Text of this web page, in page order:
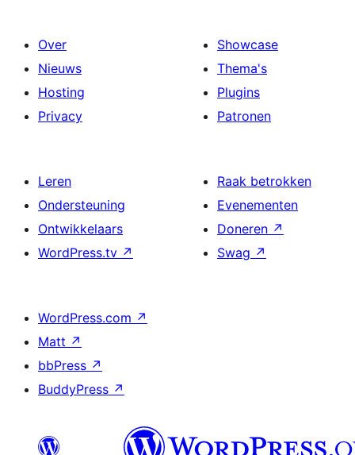
Over
Nieuws
Hosting
Privacy
Showcase
Thema's
Plugins
Patronen
Leren
Ondersteuning
Ontwikkelaars
WordPress.tv ↗
Raak betrokken
Evenementen
Doneren ↗
Swag ↗
WordPress.com ↗
Matt ↗
bbPress ↗
BuddyPress ↗